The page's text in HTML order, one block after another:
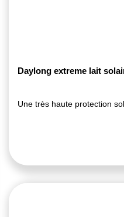
Daylong extreme lait
Une très haute protection